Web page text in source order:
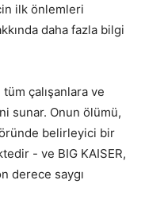
ilk önlemleri
daha fazla bilgi
çalışanlara ve
sunar. Onun ölümü,
belirleyici bir
- ve BIG KAISER,
derece saygı